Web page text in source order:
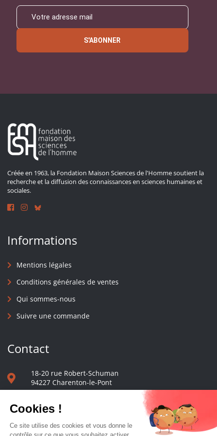
S'ABONNER
Créée en 1963, la Fondation Maison Sciences de l'Homme soutient la
recherche et la diffusion des connaissances en sciences humaines et
sociales.
Informations
Mentions légales
Conditions générales de ventes
Qui sommes-nous
Suivre une commande
Contact
18-20 rue Robert-Schuman
94227 Charenton-le-Pont